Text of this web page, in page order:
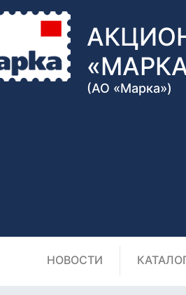
(АО «Марка»)
НОВОСТИ